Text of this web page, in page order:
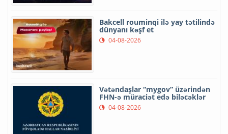
Bakcell rouminqi ilə yay tətilində
dünyanı kəşf et
04-08-2026
Vətəndaşlar “mygov” üzərindən
FHN-ə müraciət edə biləcəklər
04-08-2026